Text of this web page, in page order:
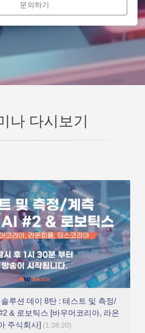
문의하기
나 다시보기
루션 데이 8탄 : 테스트 및 측정/
& 로보틱스 [바우머코리아, 라온
주식회사] (1:38:20)